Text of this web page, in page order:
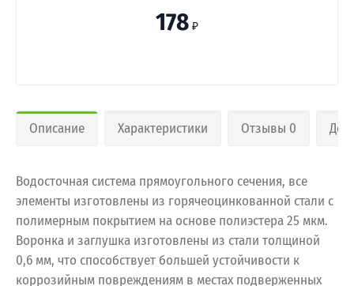
178 ₽
Описание Характеристики Отзывы 0
Водосточная система прямоугольного сечения, все
элементы изготовлены из горячеоцинкованной стали с
полимерным покрытием на основе полиэстера 25 мкм.
Воронка и заглушка изготовлены из стали толщиной
0,6 мм, что способствует большей устойчивости к
коррозийным повреждениям в местах подверженных